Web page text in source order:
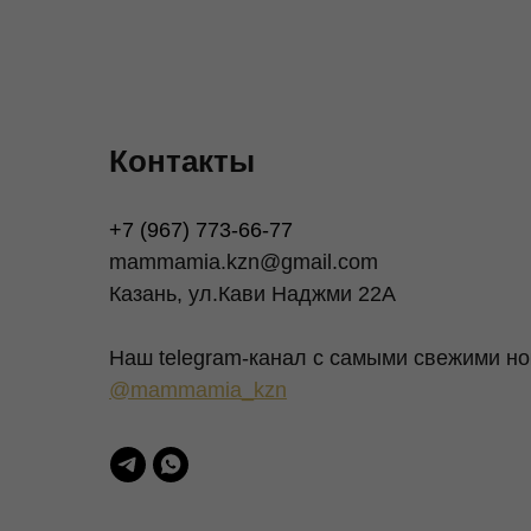
Контакты
+7 (967) 773-66-77
mammamia.kzn@gmail.com
Казань, ул.Кави Наджми 22А
Наш telegram-канал c самыми свежими
@mammamia_kzn